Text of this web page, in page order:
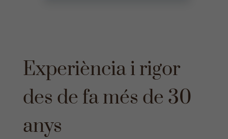
Experiència i rigor
des de fa més de 30
anys